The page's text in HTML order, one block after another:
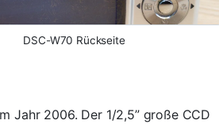
DSC-W70 Rückseite
Jahr 2006. Der 1/2,5” große CCD